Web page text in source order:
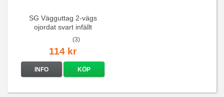
SG Vägguttag 2-vägs
ojordat svart infällt
16A/250V
(3)
114 kr
INFO KÖP